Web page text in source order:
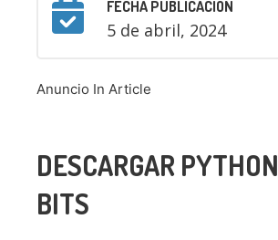
FECHA PUBLICACIÓN
5 de abril, 2024
Anuncio In Article
DESCARGAR PYTHON
BITS